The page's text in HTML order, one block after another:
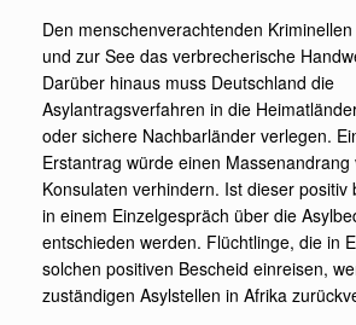
Den menschenverachtenden
und zur See das verbrecherische
Darüber hinaus muss Deutschland die
Asylantragsverfahren in die
oder sichere Nachbarländer verlegen.
Erstantrag würde einen Massenandrang
Konsulaten verhindern. Ist dieser positiv
in einem Einzelgespräch über die
entschieden werden. Flüchtlinge, die in
solchen positiven Bescheid einreisen,
zuständigen Asylstellen in Afrika